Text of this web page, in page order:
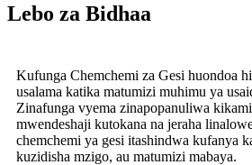
Lebo za Bidhaa
Kufunga Chemchemi za Gesi huondoa
usalama katika matumizi muhimu ya
Zinafunga vyema zinapopanuliwa
mwendeshaji kutokana na jeraha
chemchemi ya gesi itashindwa kufanya
kuzidisha mzigo, au matumizi mabaya.